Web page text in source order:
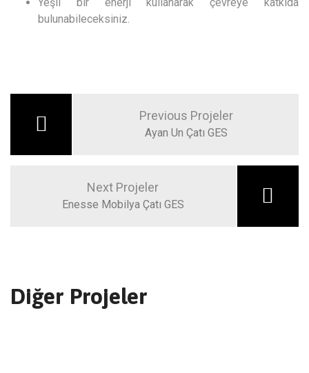
bulunabileceksiniz.
Previous Projeler
Ayan Un Çatı GES
Next Projeler
Enesse Mobilya Çatı GES
Diğer Projeler